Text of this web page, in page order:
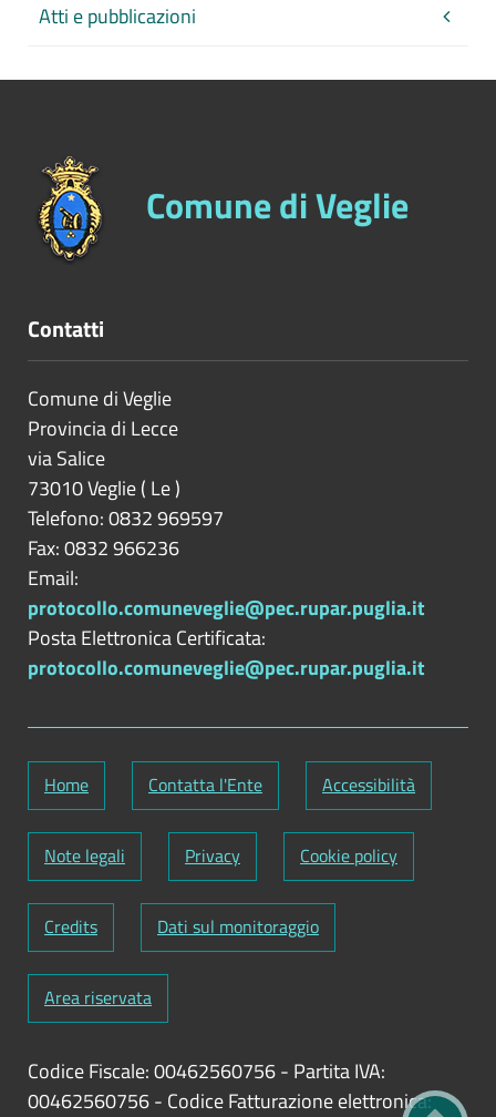
Atti e pubblicazioni
Comune di Veglie
Contatti
Comune di Veglie
Provincia di Lecce
via Salice
73010Veglie( Le)
Telefono: 0832 969597
Fax: 0832 966236
Email:
protocollo.comuneveglie@pec.rupar.puglia.it
Posta Elettronica Certificata:
protocollo.comuneveglie@pec.rupar.puglia.it
Home Contatta l'Ente Accessibilità
Note legali Privacy Cookie policy
Credits Dati sul monitoraggio
Area riservata
Codice Fiscale: 00462560756- Partita IVA:
00462560756- Codice Fatturazione elettronica: